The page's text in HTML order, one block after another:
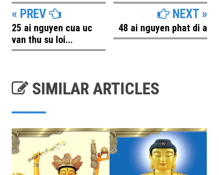
« PREV
25 ai nguyen cua uc
van thu su loi...
NEXT »
48 ai nguyen phat di a
SIMILAR ARTICLES